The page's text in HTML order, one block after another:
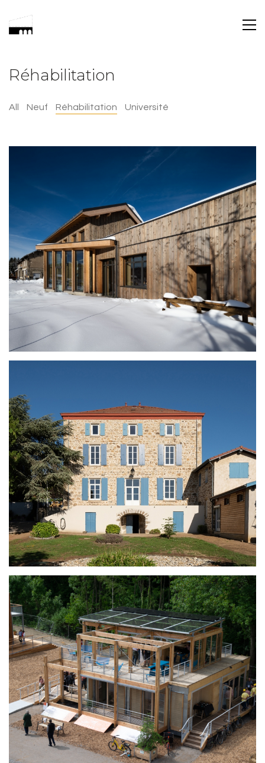
Réhabilitation
All Neuf Réhabilitation Université